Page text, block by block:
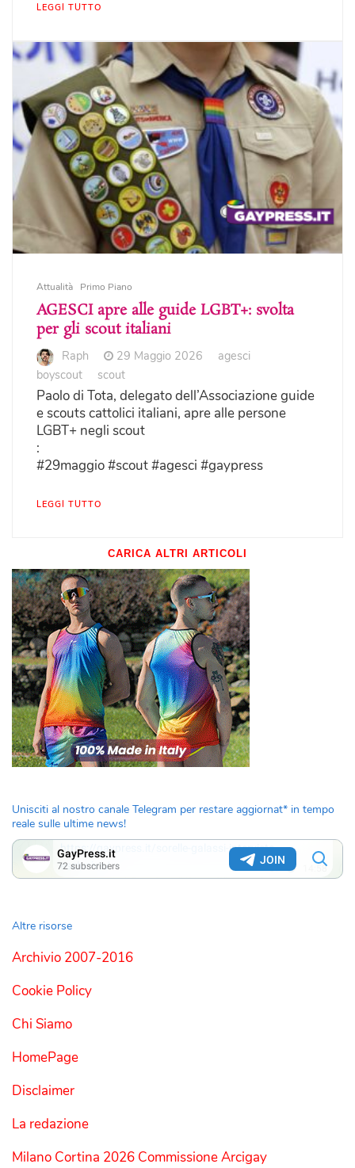
LEGGI TUTTO
Attualità Primo Piano
AGESCI apre alle guide LGBT+: svolta
per gli scout italiani
Raph 29 Maggio 2026
agesci
boyscout
scout
Paolo di Tota, delegato dell’Associazione guide
e scouts cattolici italiani, apre alle persone
LGBT+ negli scout
:
#29maggio #scout #agesci #gaypress
LEGGI TUTTO
CARICA ALTRI ARTICOLI
Unisciti al nostro canale Telegram per restare aggiornat* in tempo
reale sulle ultime news!
Altre risorse
Archivio 2007-2016
Cookie Policy
Chi Siamo
HomePage
Disclaimer
La redazione
Milano Cortina 2026 Commissione Arcigay